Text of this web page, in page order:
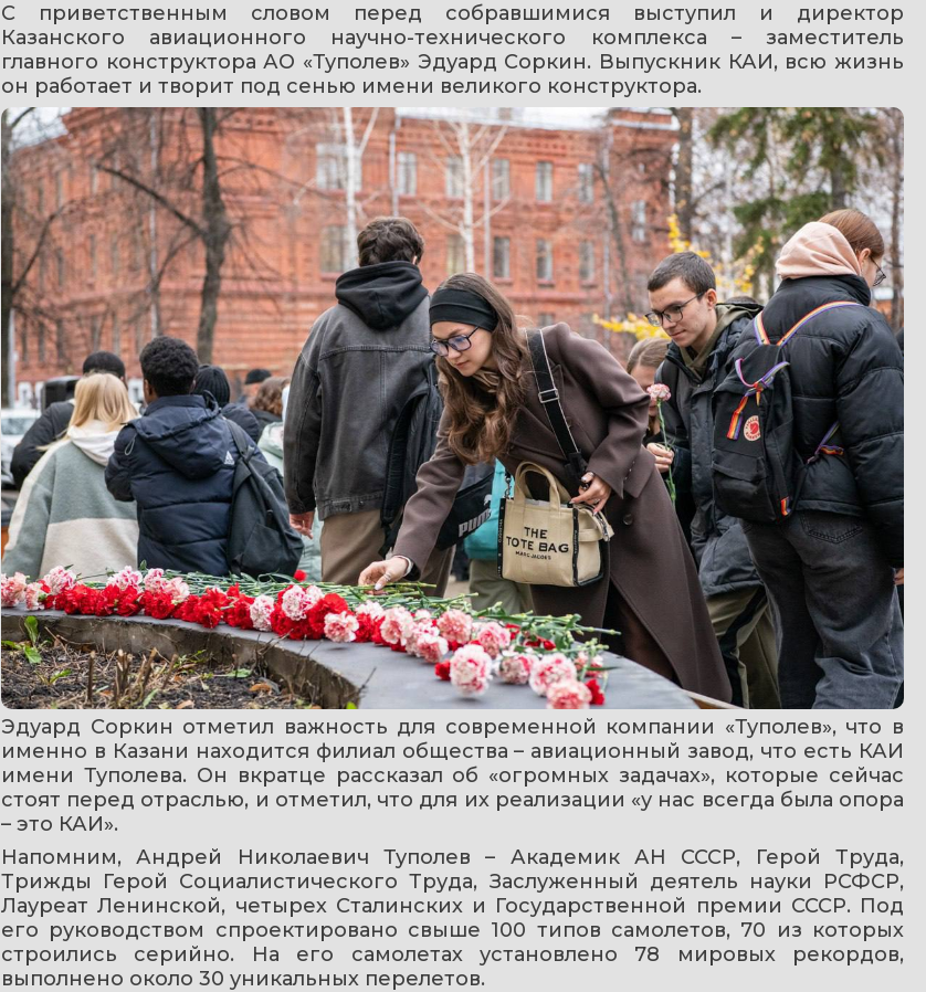
С приветственным словом перед собравшимися выступил и директор
Казанского авиационного научно-технического комплекса – заместитель
главного конструктора АО «Туполев» Эдуард Соркин. Выпускник КАИ, всю жизнь
он работает и творит под сенью имени великого конструктора.
Эдуард Соркин отметил важность для современной компании «Туполев», что в
именно в Казани находится филиал общества – авиационный завод, что есть КАИ
имени Туполева. Он вкратце рассказал об «огромных задачах», которые сейчас
стоят перед отраслью, и отметил, что для их реализации «у нас всегда была опора
– это КАИ».
Напомним, Андрей Николаевич Туполев – Академик АН СССР, Герой Труда,
Трижды Герой Социалистического Труда, Заслуженный деятель науки РСФСР,
Лауреат Ленинской, четырех Сталинских и Государственной премии СССР. Под
его руководством спроектировано свыше 100 типов самолетов, 70 из которых
строились серийно. На его самолетах установлено 78 мировых рекордов,
выполнено около 30 уникальных перелетов.